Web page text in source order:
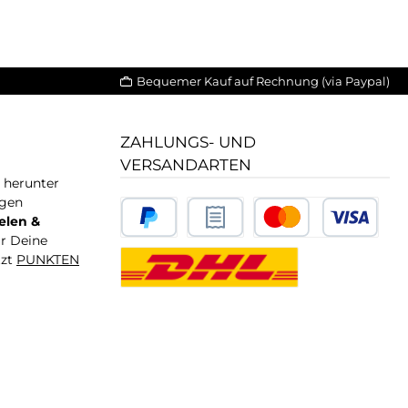
Bequemer Kauf auf Rechnung (via Paypal)
herunter
&
Deine
PUNKTEN
ZAHLUNGS- UND
VERSANDARTEN